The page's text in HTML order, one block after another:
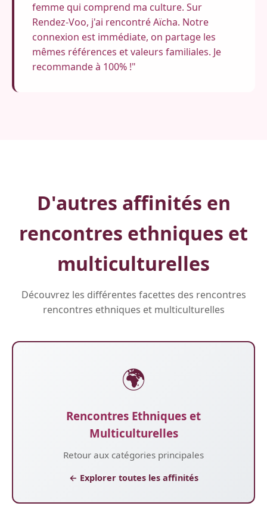
femme qui comprend ma culture. Sur
Rendez-Voo, j'ai rencontré Aïcha. Notre
connexion est immédiate, on partage les
mêmes références et valeurs familiales. Je
recommande à 100% !"
D'autres affinités en
rencontres ethniques et
multiculturelles
Découvrez les différentes facettes des rencontres
rencontres ethniques et multiculturelles
🌍
Rencontres Ethniques et
Multiculturelles
Retour aux catégories principales
← Explorer toutes les affinités